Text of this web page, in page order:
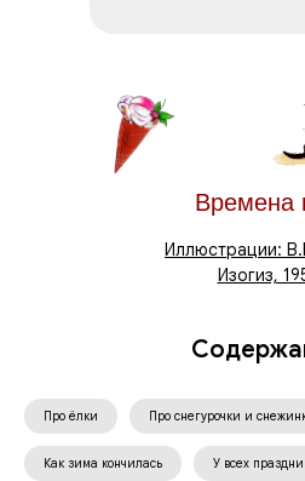
Времена
Иллюстрации:
Изогиз,
Про ёлки Про снегурочки и
Как зима кончилась У всех